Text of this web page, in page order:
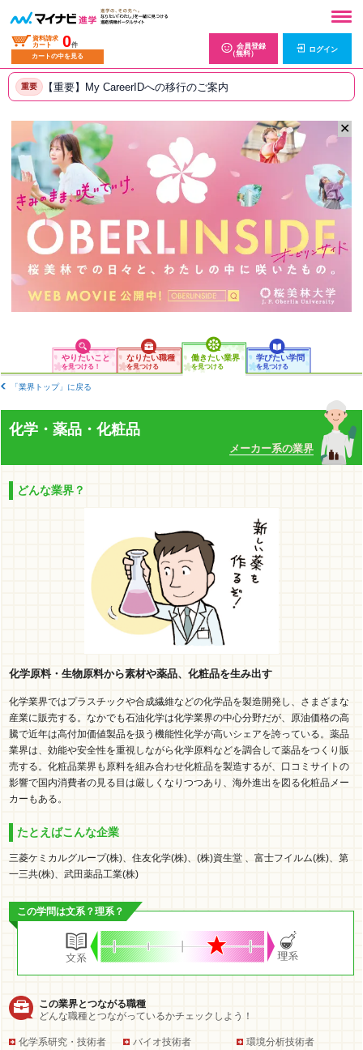
資料請求
カート
0件
カートの中を見る
会員登録
（無料）
ログイン
重要 【重要】My CareerIDへの移行のご案内
✕
やりたいこと
を見つける！
なりたい職種
を見つける
働きたい業界
を見つける
学びたい学問
を見つける
「業界トップ」に戻る
化学・薬品・化粧品
メーカー系の業界
どんな業界？
化学原料・生物原料から素材や薬品、化粧品を生み出す
化学業界ではプラスチックや合成繊維などの化学品を製造開発し、さまざまな
産業に販売する。なかでも石油化学は化学業界の中心分野だが、原油価格の高
騰で近年は高付加価値製品を扱う機能性化学が高いシェアを誇っている。薬品
業界は、効能や安全性を重視しながら化学原料などを調合して薬品をつくり販
売する。化粧品業界も原料を組み合わせ化粧品を製造するが、口コミサイトの
影響で国内消費者の見る目は厳しくなりつつあり、海外進出を図る化粧品メー
カーもある。
たとえばこんな企業
三菱ケミカルグループ(株)、住友化学(株)、(株)資生堂 、富士フイルム(株)、第
一三共(株)、武田薬品工業(株)
この学問は文系？理系？
この業界とつながる職種
どんな職種とつながっているかチェックしよう！
化学系研究・技術者 バイオ技術者
環境分析技術者